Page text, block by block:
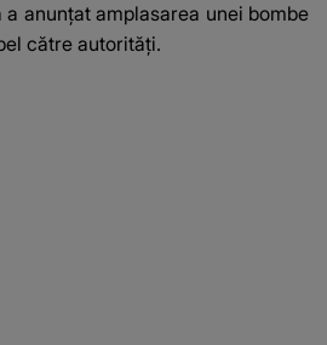
fanilor
a anunțat amplasarea unei bombe
către autorități.